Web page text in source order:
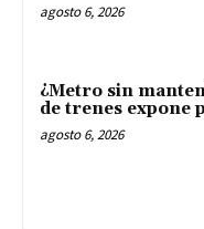
agosto 6, 2026
¿Metro sin
de trenes expone
agosto 6, 2026